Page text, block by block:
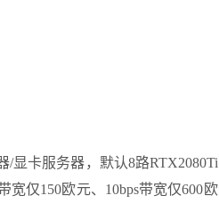
显卡服务器，默认8路
宽仅150欧元、10bps带宽仅600